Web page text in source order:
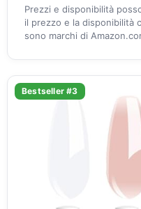
Prezzi e disponibilità
il prezzo e la disponibilità
sono marchi di
Bestseller #3